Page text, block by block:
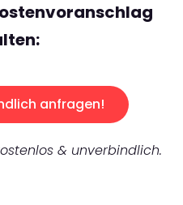
anfragen!
& unverbindlich.